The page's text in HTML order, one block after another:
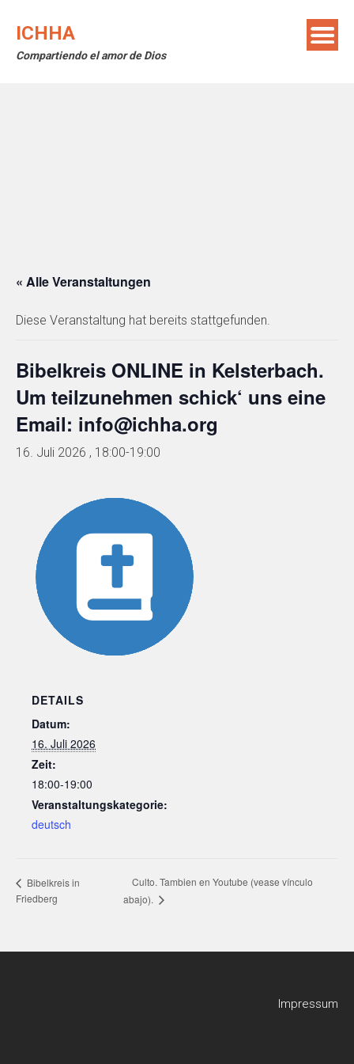
ICHHA
Compartiendo el amor de Dios
« Alle Veranstaltungen
Diese Veranstaltung hat bereits stattgefunden.
Bibelkreis ONLINE in Kelsterbach.
Um teilzunehmen schick‘ uns eine
Email: info@ichha.org
16. Juli 2026 , 18:00-19:00
DETAILS
Datum:
16. Juli 2026
Zeit:
18:00-19:00
Veranstaltungskategorie:
deutsch
Bibelkreis in
Friedberg
Culto. Tambien en Youtube (vease vínculo
abajo).
Impressum